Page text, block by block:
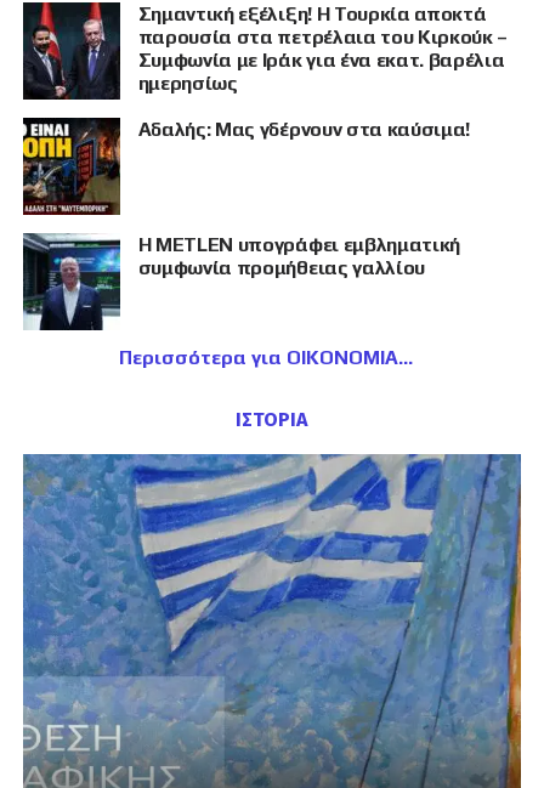
Σημαντική εξέλιξη! Η Τουρκία αποκτά
παρουσία στα πετρέλαια του Κιρκούκ –
Συμφωνία με Ιράκ για ένα εκατ. βαρέλια
ημερησίως
Αδαλής: Μας γδέρνουν στα καύσιμα!
Η METLEN υπογράφει εμβληματική
συμφωνία προμήθειας γαλλίου
Περισσότερα για ΟΙΚΟΝΟΜΙΑ
ΙΣΤΟΡΙΑ